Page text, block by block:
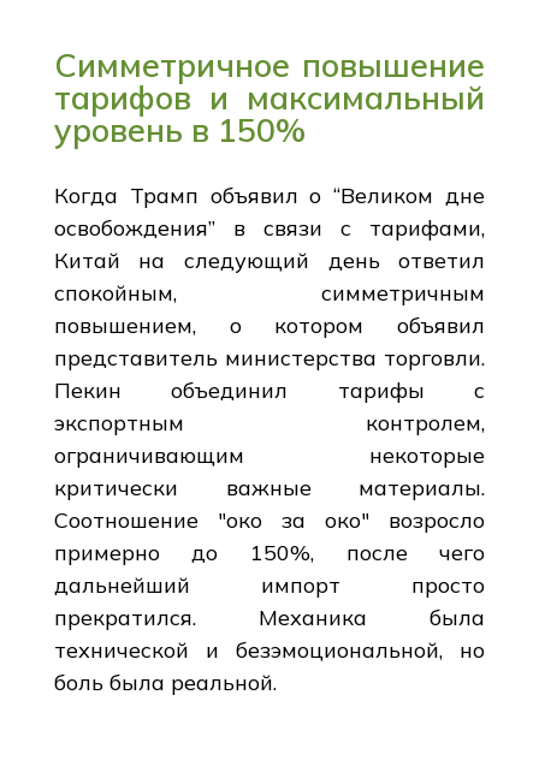
Симметричное повышение
тарифов и максимальный
уровень в 150%
Когда Трамп объявил о “Великом дне
освобождения” в связи с тарифами,
Китай на следующий день ответил
спокойным, симметричным
повышением, о котором объявил
представитель министерства торговли.
Пекин объединил тарифы с
экспортным контролем,
ограничивающим некоторые
критически важные материалы.
Соотношение "око за око" возросло
примерно до 150%, после чего
дальнейший импорт просто
прекратился. Механика была
технической и безэмоциональной, но
боль была реальной.